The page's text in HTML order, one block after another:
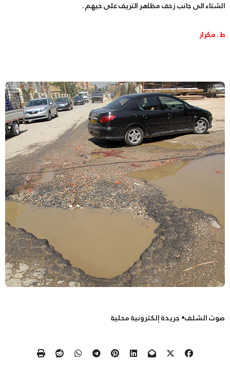
الشتاء الى جانب زحف مظاهر التريف على حيهم .
ط . مكراز
صوت الشلف• جريدة إلكترونية محلية